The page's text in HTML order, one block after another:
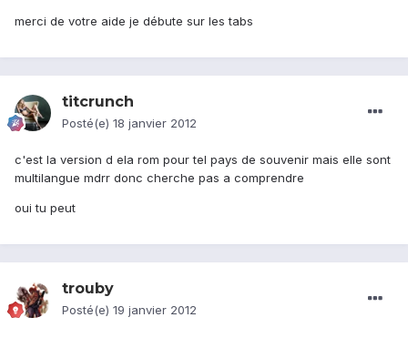
merci de votre aide je débute sur les tabs
titcrunch
Posté(e) 18 janvier 2012
c'est la version d ela rom pour tel pays de souvenir mais elle sont
multilangue mdrr donc cherche pas a comprendre
oui tu peut
trouby
Posté(e) 19 janvier 2012